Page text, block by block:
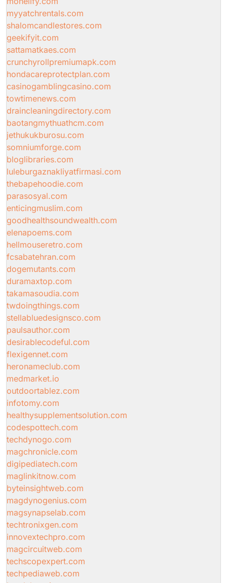
myyatchrentals.com
shalomcandlestores.com
geekifyit.com
sattamatkaes.com
crunchyrollpremiumapk.com
hondacareprotectplan.com
casinogamblingcasino.com
towtimenews.com
draincleaningdirectory.com
baotangmythuathcm.com
jethukukburosu.com
somniumforge.com
bloglibraries.com
luleburgaznakliyatfirmasi.com
thebapehoodie.com
parasosyal.com
enticingmuslim.com
goodhealthsoundwealth.com
elenapoems.com
hellmouseretro.com
fcsabatehran.com
dogemutants.com
duramaxtop.com
takamasoudia.com
twdoingthings.com
stellabluedesignsco.com
paulsauthor.com
desirablecodeful.com
flexigennet.com
heronameclub.com
medmarket.io
outdoortablez.com
infotomy.com
healthysupplementsolution.com
codespottech.com
techdynogo.com
magchronicle.com
digipediatech.com
maglinkitnow.com
byteinsightweb.com
magdynogenius.com
magsynapselab.com
techtronixgen.com
innovextechpro.com
magcircuitweb.com
techscopexpert.com
techpediaweb.com